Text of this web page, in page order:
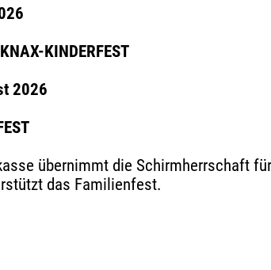
KINDERFEST
2026
übernimmt die Schirmherrschaft
das Familienfest.